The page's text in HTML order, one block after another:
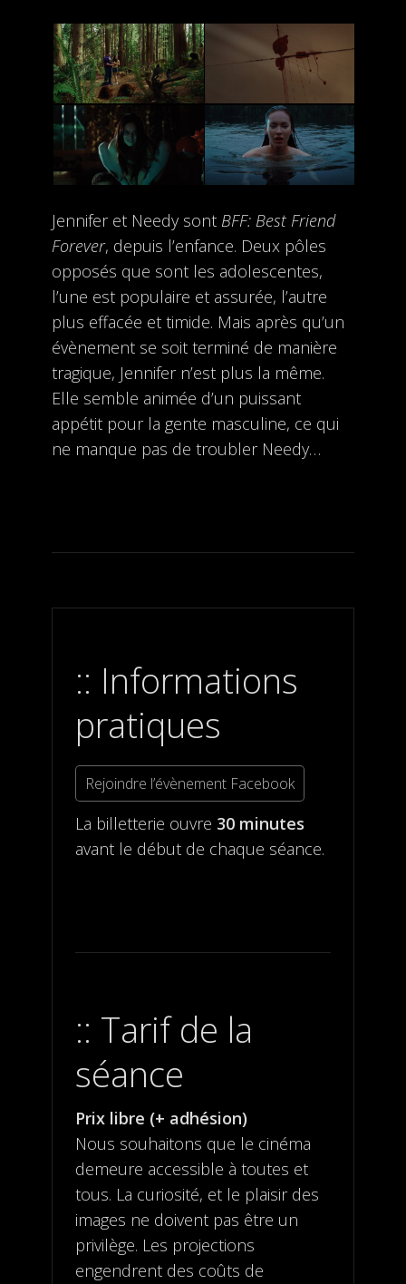
Jennifer et Needy sont BFF: Best Friend
Forever, depuis l’enfance. Deux pôles
opposés que sont les adolescentes,
l’une est populaire et assurée, l’autre
plus effacée et timide. Mais après qu’un
évènement se soit terminé de manière
tragique, Jennifer n’est plus la même.
Elle semble animée d’un puissant
appétit pour la gente masculine, ce qui
ne manque pas de troubler Needy…
Informations
pratiques
Rejoindre l’évènement Facebook
La billetterie ouvre 30 minutes
avant le début de chaque séance.
Tarif de la
séance
Prix libre (+ adhésion)
Nous souhaitons que le cinéma
demeure accessible à toutes et
tous. La curiosité, et le plaisir des
images ne doivent pas être un
privilège. Les projections
engendrent des coûts de